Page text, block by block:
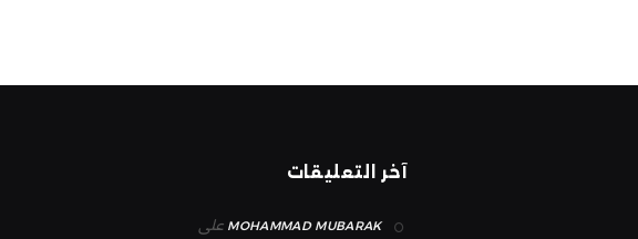
آخر التعليقات
MOHAMMAD MUBARAK على